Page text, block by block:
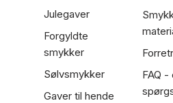
Julegaver
Forgyldte
smykker
Sølvsmykker
Gaver til hende
FAQ